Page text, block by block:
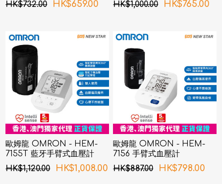
HK$732.00
HK$659.00
HK$1,000.00
HK$765.00
歐姆龍 OMRON - HEM-
7155T 藍牙手臂式血壓計
HK$1,120.00
HK$1,008.00
歐姆龍 OMRON - HEM-
7156 手臂式血壓計
HK$887.00
HK$798.00